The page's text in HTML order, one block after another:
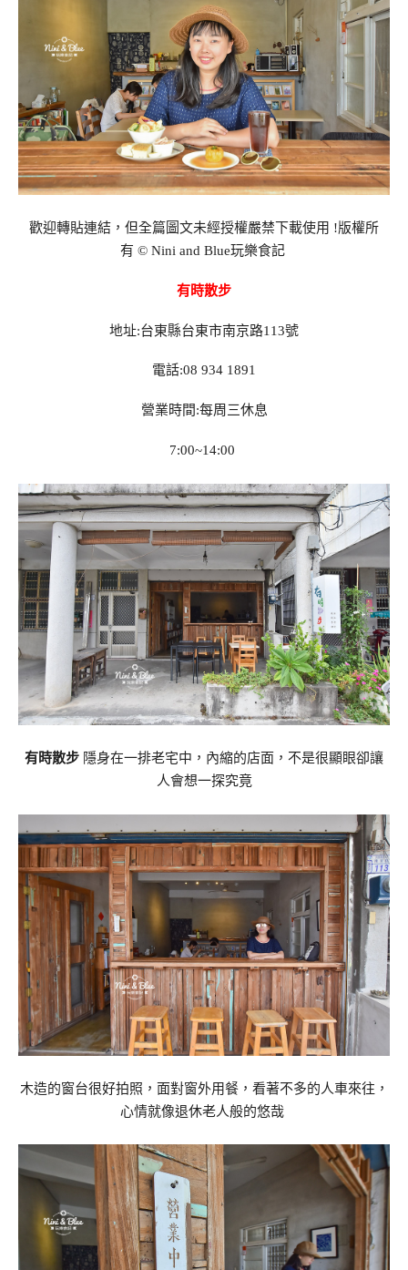
歡迎轉貼連結，但全篇圖文未經授權嚴禁下載使用 !版權所
有 © Nini and Blue玩樂食記
有時散步
地址:台東縣台東市南京路113號
電話:08 934 1891
營業時間:每周三休息
7:00~14:00
有時散步 隱身在一排老宅中，內縮的店面，不是很顯眼卻讓
人會想一探究竟
木造的窗台很好拍照，面對窗外用餐，看著不多的人車來往，
心情就像退休老人般的悠哉